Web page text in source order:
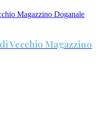
Vecchio Magazzino